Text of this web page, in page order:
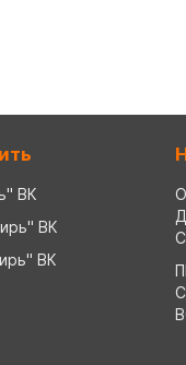
ВК
ВК
ВК